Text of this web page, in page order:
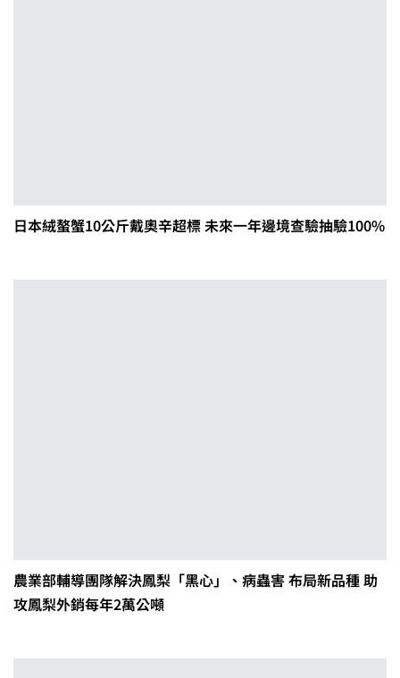
日本絨螯蟹10公斤戴奧辛超標 未來一年邊境查驗抽驗100%
農業部輔導團隊解決鳳梨「黑心」、病蟲害 布局新品種 助
攻鳳梨外銷每年2萬公噸